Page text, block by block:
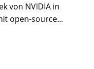
von NVIDIA in
open-source...